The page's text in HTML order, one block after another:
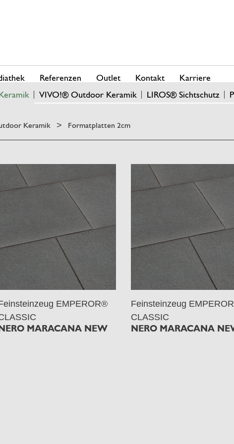
VIVO!® Outdoor Keramik LIROS® Sichtschutz
Referenzen Outlet Kontakt Karriere
Keramik > Formatplatten 2cm
EMPEROR®
MARACANA NEW
Feinsteinzeug
CLASSIC
NERO MARACANA